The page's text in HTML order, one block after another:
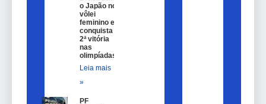
o Japão no
vôlei
feminino e
conquista
2ª vitória
nas
olimpíadas
Leia mais
»
PF